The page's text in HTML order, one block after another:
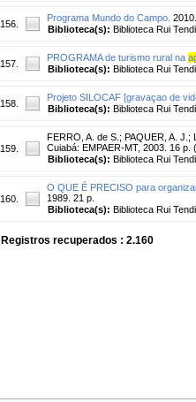
156.
Programa Mundo do Campo. 2010.
Biblioteca(s): Biblioteca Rui
157.
PROGRAMA de turismo rural na
Biblioteca(s): Biblioteca Rui
158.
Projeto SILOCAF [gravaçao de
Biblioteca(s): Biblioteca Rui
159.
FERRO, A. de S. ; PAQUER, A. J. ;
Cuiabá: EMPAER-MT, 2003. 16
Biblioteca(s): Biblioteca Rui
160.
O QUE É PRECISO para
1989. 21 p.
Biblioteca(s): Biblioteca Rui
Registros recuperados : 2.160